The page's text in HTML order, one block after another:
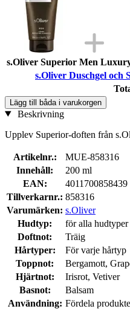
s.Oliver Superior Men
s.Oliver Duschgel och
Lägg till båda i varukorgen
Beskrivning
Upplev Superior-doften från
Artikelnr.:
MUE-858316
Innehåll:
200 ml
EAN:
4011700858439
Tillverkarnr.: 858316
Varumärken: s.Oliver
Hudtyp:
för alla hudtyper
Doftnot:
Träig
Hårtyper:
För varje hårtyp
Toppnot:
Bergamott,
Hjärtnot:
Irisrot, Vetiver
Basnot:
Balsam
Användning: Fördela